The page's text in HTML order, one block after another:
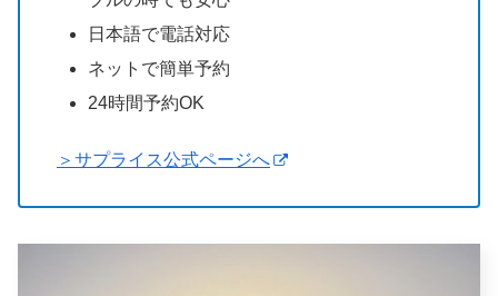
日本語で電話対応
ネットで簡単予約
24時間予約OK
＞サプライス公式ページへ